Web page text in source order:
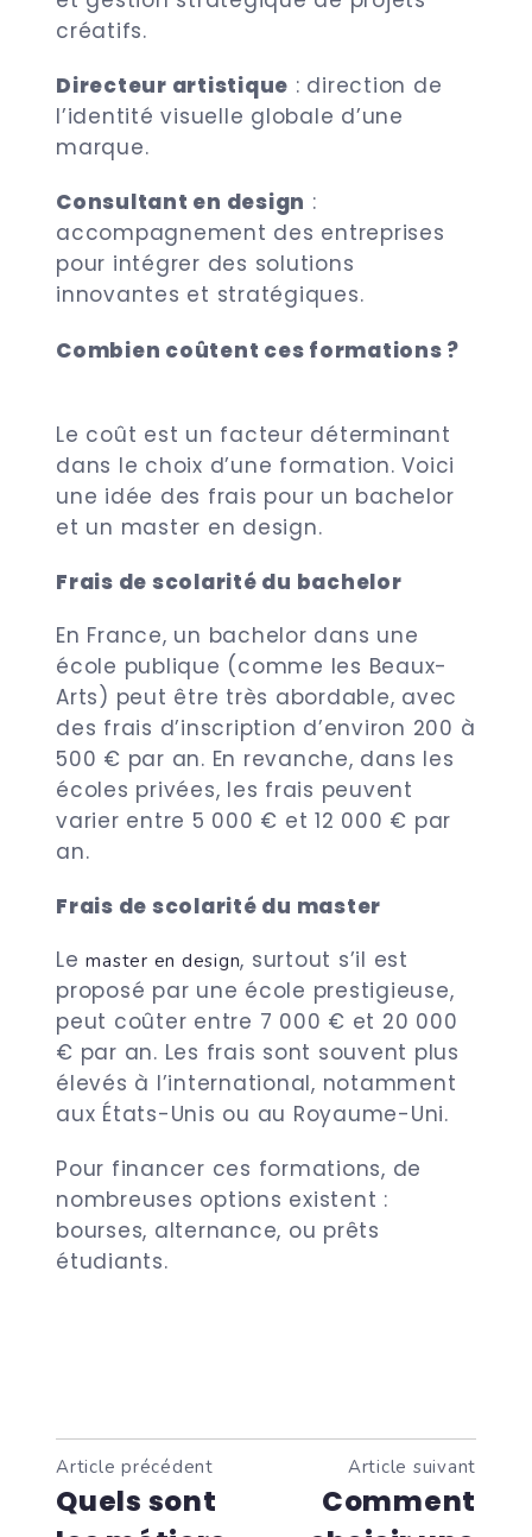
créatifs.
Directeur artistique : direction de
l’identité visuelle globale d’une
marque.
Consultant en design :
accompagnement des entreprises
pour intégrer des solutions
innovantes et stratégiques.
Combien coûtent ces formations ?
Le coût est un facteur déterminant
dans le choix d’une formation. Voici
une idée des frais pour un bachelor
et un master en design.
Frais de scolarité du bachelor
En France, un bachelor dans une
école publique (comme les Beaux-
Arts) peut être très abordable, avec
des frais d’inscription d’environ 200 à
500 € par an. En revanche, dans les
écoles privées, les frais peuvent
varier entre 5 000 € et 12 000 € par
an.
Frais de scolarité du master
Lemaster en design, surtout s’il est
proposé par une école prestigieuse,
peut coûter entre 7 000 € et 20 000
€ par an. Les frais sont souvent plus
élevés à l’international, notamment
aux États-Unis ou au Royaume-Uni.
Pour financer ces formations, de
nombreuses options existent :
bourses, alternance, ou prêts
étudiants.
Article précédent
Quels sont
Article suivant
Comment